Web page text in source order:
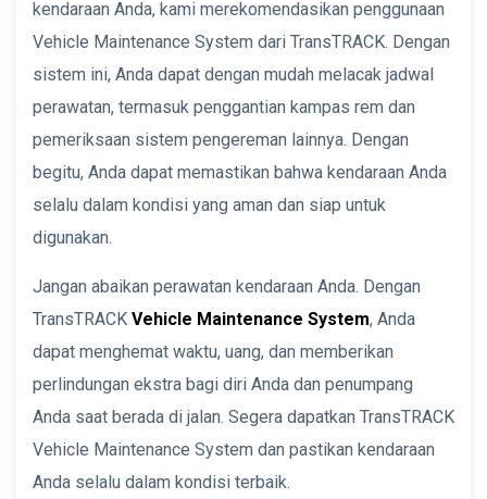
kendaraan Anda, kami merekomendasikan penggunaan
Vehicle Maintenance System dari TransTRACK. Dengan
sistem ini, Anda dapat dengan mudah melacak jadwal
perawatan, termasuk penggantian kampas rem dan
pemeriksaan sistem pengereman lainnya. Dengan
begitu, Anda dapat memastikan bahwa kendaraan Anda
selalu dalam kondisi yang aman dan siap untuk
digunakan.
Jangan abaikan perawatan kendaraan Anda. Dengan
TransTRACK Vehicle Maintenance System, Anda
dapat menghemat waktu, uang, dan memberikan
perlindungan ekstra bagi diri Anda dan penumpang
Anda saat berada di jalan. Segera dapatkan TransTRACK
Vehicle Maintenance System dan pastikan kendaraan
Anda selalu dalam kondisi terbaik.